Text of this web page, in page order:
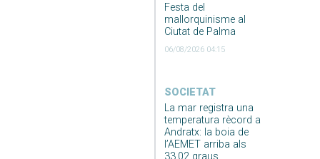
Festa del
mallorquinisme al
Ciutat de Palma
06/08/2026 04:15
SOCIETAT
La mar registra una
temperatura rècord a
Andratx: la boia de
l’AEMET arriba als
33,02 graus